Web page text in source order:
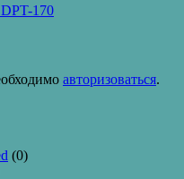
170
авторизоваться.
(0)